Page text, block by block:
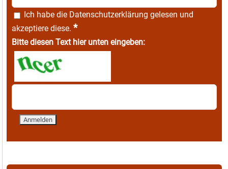
Ich habe die Datenschutzerklärung gelesen und
akzeptiere diese. *
Bitte diesen Text hier unten eingeben: